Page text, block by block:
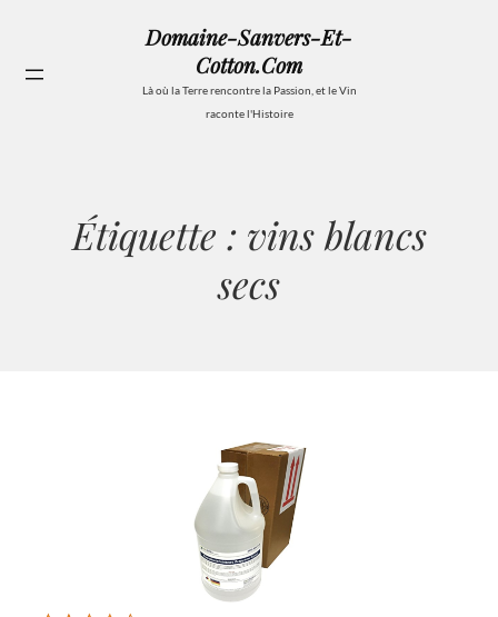
contenu
Domaine-Sanvers-Et-
Cotton.com
Là où la Terre rencontre la Passion, et le Vin
raconte l'Histoire
Étiquette : vins blancs
secs